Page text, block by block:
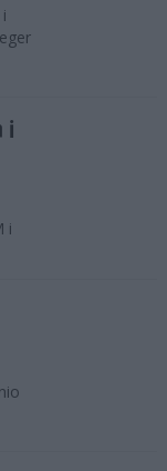
i
i